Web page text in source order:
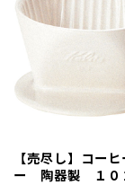
【売尽し】コー
ー 陶器製 １０